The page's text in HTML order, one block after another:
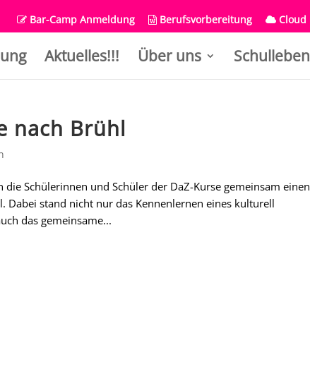
Bar-Camp Anmeldung Berufsvorbereitung Cloud
Aktuelles!!! Über uns Schulleben
nach Brühl
Schülerinnen und Schüler der DaZ-Kurse gemeinsam einen
Dabei stand nicht nur das Kennenlernen eines kulturell
das gemeinsame...